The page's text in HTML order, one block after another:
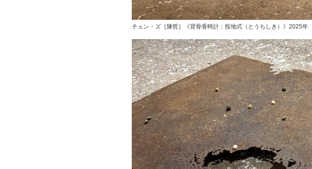
チェン・ズ［陳哲］《背骨香時計：投地式（とうちしき）》2025年